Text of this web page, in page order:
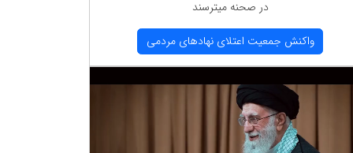
در صحنه میترسند
واكنش جمعیت اعتلای نهادهای مردمی